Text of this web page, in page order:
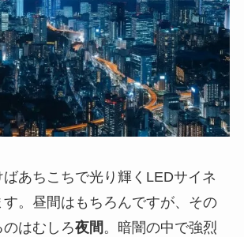
あちこちで光り輝くLEDサイネ
。昼間はもちろんですが、その
はむしろ夜間。暗闇の中で強烈